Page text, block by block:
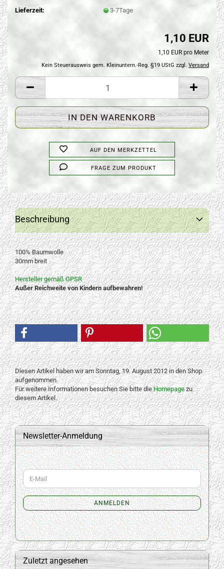
Lieferzeit: 3-7Tage
1,10 EUR
1,10 EUR pro Meter
Kein Steuerausweis gem. Kleinuntern.-Reg. §19 UStG zzgl. Versand
AUF DEN MERKZETTEL
FRAGE ZUM PRODUKT
Beschreibung
100% Baumwolle
30mm breit
Hersteller gemäß GPSR
Außer Reichweite von Kindern aufbewahren!
Diesen Artikel haben wir am Sonntag, 19. August 2012 in den Shop
aufgenommen.
Für weitere Informationen besuchen Sie bitte dieHomepagezu
diesem Artikel.
Newsletter-Anmeldung
WEITER
ZUR
NEWSLETTER-
ANMELDUNG
E-
Mail
ANMELDEN
Zuletzt angesehen